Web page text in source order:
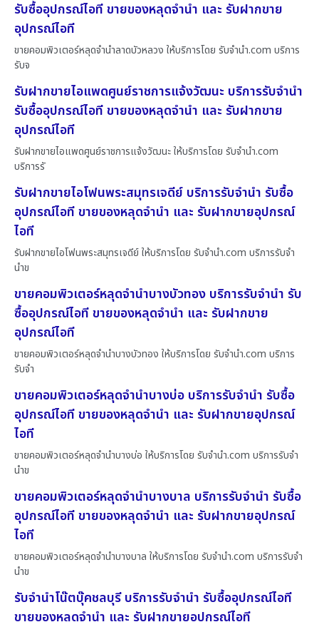
รับซื้ออุปกรณ์ไอที ขายของหลุดจำนำ และ รับฝากขาย
อุปกรณ์ไอที
ขายคอมพิวเตอร์หลุดจำนำลาดบัวหลวง ให้บริการโดย รับจํานํา.com บริการ
รับจ
รับฝากขายไอแพดศูนย์ราชการแจ้งวัฒนะ บริการรับจำนำ
รับซื้ออุปกรณ์ไอที ขายของหลุดจำนำ และ รับฝากขาย
อุปกรณ์ไอที
รับฝากขายไอแพดศูนย์ราชการแจ้งวัฒนะ ให้บริการโดย รับจํานํา.com
บริการรั
รับฝากขายไอโฟนพระสมุทรเจดีย์ บริการรับจำนำ รับซื้อ
อุปกรณ์ไอที ขายของหลุดจำนำ และ รับฝากขายอุปกรณ์
ไอที
รับฝากขายไอโฟนพระสมุทรเจดีย์ ให้บริการโดย รับจํานํา.com บริการรับจำ
นำข
ขายคอมพิวเตอร์หลุดจำนำบางบัวทอง บริการรับจำนำ รับ
ซื้ออุปกรณ์ไอที ขายของหลุดจำนำ และ รับฝากขาย
อุปกรณ์ไอที
ขายคอมพิวเตอร์หลุดจำนำบางบัวทอง ให้บริการโดย รับจํานํา.com บริการ
รับจำ
ขายคอมพิวเตอร์หลุดจำนำบางบ่อ บริการรับจำนำ รับซื้อ
อุปกรณ์ไอที ขายของหลุดจำนำ และ รับฝากขายอุปกรณ์
ไอที
ขายคอมพิวเตอร์หลุดจำนำบางบ่อ ให้บริการโดย รับจํานํา.com บริการรับจำ
นำข
ขายคอมพิวเตอร์หลุดจำนำบางบาล บริการรับจำนำ รับซื้อ
อุปกรณ์ไอที ขายของหลุดจำนำ และ รับฝากขายอุปกรณ์
ไอที
ขายคอมพิวเตอร์หลุดจำนำบางบาล ให้บริการโดย รับจํานํา.com บริการรับจำ
นำข
รับจำนำโน๊ตบุ๊คชลบุรี บริการรับจำนำ รับซื้ออุปกรณ์ไอที
ขายของหลุดจำนำ และ รับฝากขายอุปกรณ์ไอที